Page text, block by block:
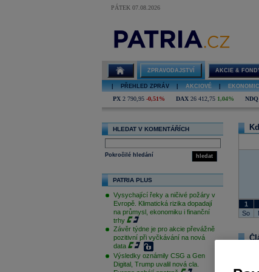
PÁTEK 07.08.2026
ZPRAVODAJSTVÍ AKCIE &
PŘEHLED ZPRÁV AKCIOVÉ
PX 2 790,95 -0,51% DAX 26 412,75 1,04% NDQ
HLEDAT V KOMENTÁŘÍCH
hledat
Pokročilé hledání
PATRIA PLUS
Vysychající řeky a ničivé požáry v
Evropě. Klimatická rizika dopadají
na průmysl, ekonomiku i finanční
trhy
Závěr týdne je pro akcie převážně
pozitivní při vyčkávání na nová
data
Výsledky oznámily CSG a Gen
Digital, Trump uvalil nová cla.
1
So